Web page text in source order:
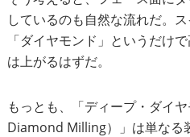
しているのも自然な流れだ。ス
「ダイヤモンド」というだけ
は上がるはずだ。
もっとも、「ディープ・ダイ
Diamond Milling）」は単なる